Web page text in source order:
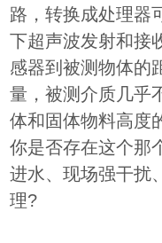
路，转换成处理器
下超声波发射和接
感器到被测物体的
量，被测介质几乎
体和固体物料高度
你是否存在这个那
进水、现场强干扰
理?